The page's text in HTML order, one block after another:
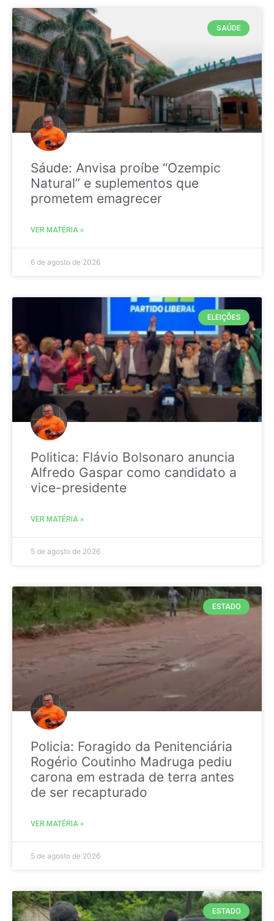
SAÚDE
Sáude: Anvisa proíbe “Ozempic
Natural” e suplementos que
prometem emagrecer
VER MATÉRIA »
6 de agosto de 2026
ELEIÇÕES
Politica: Flávio Bolsonaro anuncia
Alfredo Gaspar como candidato a
vice-presidente
VER MATÉRIA »
5 de agosto de 2026
ESTADO
Policia: Foragido da Penitenciária
Rogério Coutinho Madruga pediu
carona em estrada de terra antes
de ser recapturado
VER MATÉRIA »
5 de agosto de 2026
ESTADO